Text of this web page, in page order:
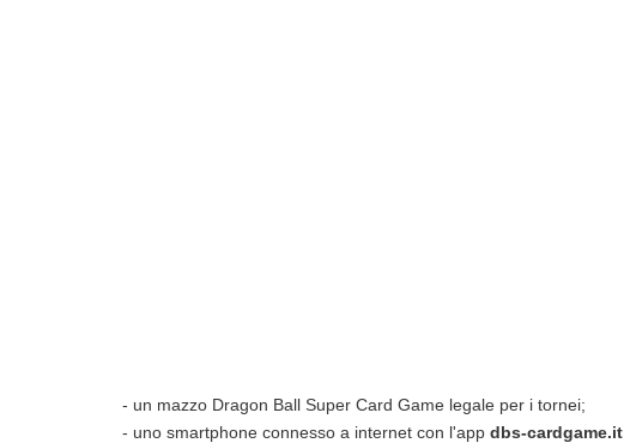
- un mazzo Dragon Ball Super Card Game legale per i tornei;
- uno smartphone connesso a internet con l'app dbs-cardgame.it